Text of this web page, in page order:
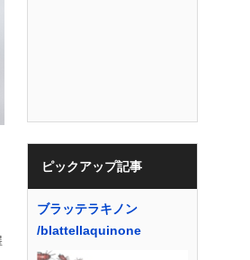
ピックアップ記事
ブラッテラキノン
/blattellaquinone